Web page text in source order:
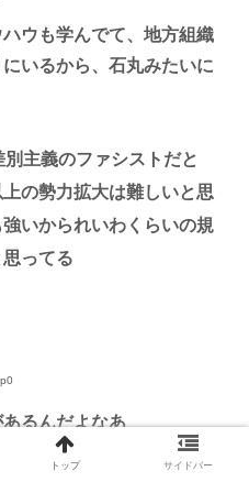
ウも学んでて、地方組織
いるから、石丸みたいに
主義のファシストだと
の勢力拡大は難しいと思
いかられいわくらいの規
ってる
るんだよなあ
トップ サイドバー